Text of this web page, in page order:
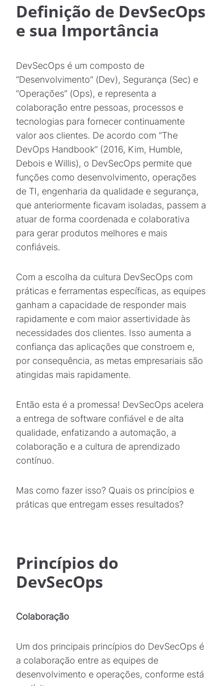
Definição de DevSecOps
e sua Importância
DevSecOps é um composto de
“Desenvolvimento” (Dev), Segurança (Sec) e
“Operações” (Ops), e representa a
colaboração entre pessoas, processos e
tecnologias para fornecer continuamente
valor aos clientes. De acordo com “The
DevOps Handbook” (2016, Kim, Humble,
Debois e Willis), o DevSecOps permite que
funções como desenvolvimento, operações
de TI, engenharia da qualidade e segurança,
que anteriormente ficavam isoladas, passem a
atuar de forma coordenada e colaborativa
para gerar produtos melhores e mais
confiáveis.
Com a escolha da cultura DevSecOps com
práticas e ferramentas específicas, as equipes
ganham a capacidade de responder mais
rapidamente e com maior assertividade às
necessidades dos clientes. Isso aumenta a
confiança das aplicações que constroem e,
por consequência, as metas empresariais são
atingidas mais rapidamente.
Então esta é a promessa! DevSecOps acelera
a entrega de software confiável e de alta
qualidade, enfatizando a automação, a
colaboração e a cultura de aprendizado
contínuo.
Mas como fazer isso? Quais os princípios e
práticas que entregam esses resultados?
Princípios do
DevSecOps
Colaboração
Um dos principais princípios do DevSecOps é
a colaboração entre as equipes de
desenvolvimento e operações, conforme está